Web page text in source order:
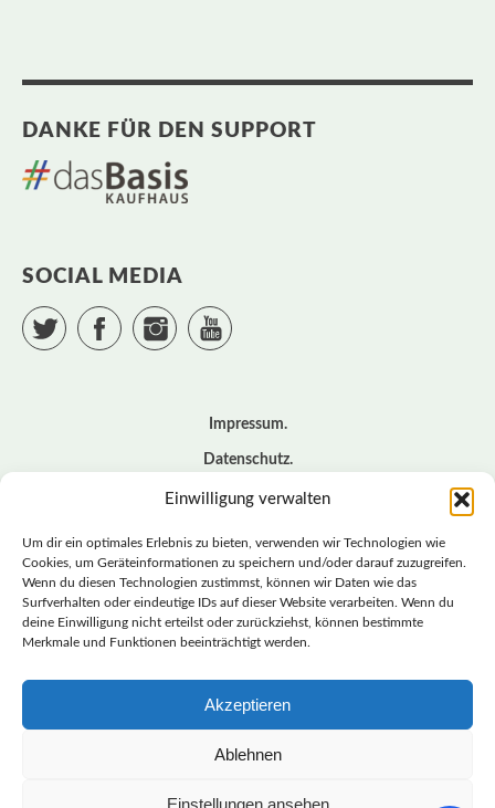
Einwilligung verwalten
Um dir ein optimales Erlebnis zu bieten, verwenden wir Technologien wie
Cookies, um Geräteinformationen zu speichern und/oder darauf zuzugreifen.
Wenn du diesen Technologien zustimmst, können wir Daten wie das
Surfverhalten oder eindeutige IDs auf dieser Website verarbeiten. Wenn du
deine Einwilligung nicht erteilst oder zurückziehst, können bestimmte
Merkmale und Funktionen beeinträchtigt werden.
Akzeptieren
Ablehnen
Einstellungen ansehen
DANKE FÜR DEN SUPPORT
SOCIAL MEDIA
Twitter Facebook Instagram
Impressum
Datenschutz
Cookie – Richtlinie (EU)
© BASISDEMOKRATISCHE PARTEI DEUTSCHLAND *
LANDESVERBAND SACHSEN
LANDESVERBAND
SACHSEN | DIEBASIS